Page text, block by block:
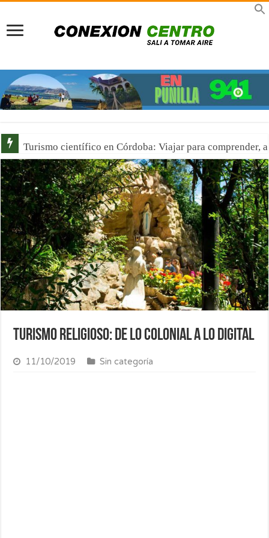
Señor de la Buena Muerte en Reducción: Tres días de
Turismo Religioso: De lo colonial a lo digital
11/10/2019 Sin categoría